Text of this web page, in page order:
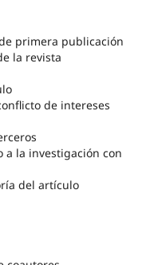
primera publicación
la revista
de intereses
la investigación con
del artículo